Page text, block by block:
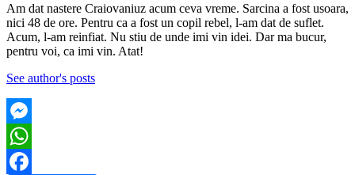
Am dat nastere Craiovaniuz acum ceva vreme. Sarcina a fost usoara,
nici 48 de ore. Pentru ca a fost un copil rebel, l-am dat de suflet.
Acum, l-am reinfiat. Nu stiu de unde imi vin idei. Dar ma bucur,
pentru voi, ca imi vin. Atat!
See author's posts
Messenger
WhatsApp